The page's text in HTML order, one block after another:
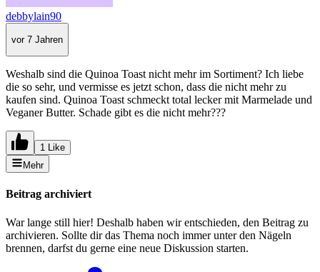
debbylain90
vor 7 Jahren
Weshalb sind die Quinoa Toast nicht mehr im Sortiment? Ich liebe
die so sehr, und vermisse es jetzt schon, dass die nicht mehr zu
kaufen sind. Quinoa Toast schmeckt total lecker mit Marmelade und
Veganer Butter. Schade gibt es die nicht mehr???
1 Like
Mehr
Beitrag archiviert
War lange still hier! Deshalb haben wir entschieden, den Beitrag zu
archivieren. Sollte dir das Thema noch immer unter den Nägeln
brennen, darfst du gerne eine neue Diskussion starten.